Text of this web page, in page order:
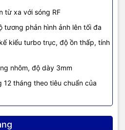
từ xa với sóng RF
tương phản hình ảnh lên tối đa
kiểu turbo trục, độ ồn thấp, tính
nhôm, độ dày 3mm
12 tháng theo tiêu chuẩn của